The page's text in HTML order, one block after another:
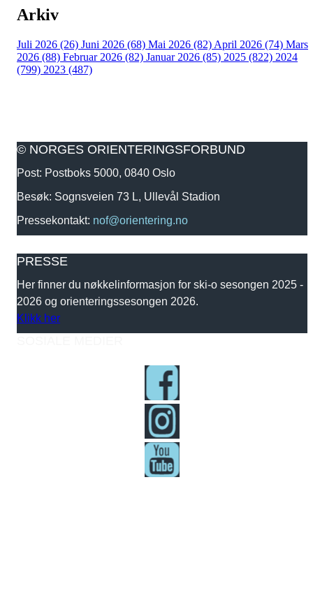
Arkiv
Juli 2026 (26) Juni 2026 (68) Mai 2026 (82) April 2026 (74) Mars
2026 (88) Februar 2026 (82) Januar 2026 (85) 2025 (822) 2024
(799) 2023 (487)
© NORGES ORIENTERINGSFORBUND
Post: Postboks 5000, 0840 Oslo
Besøk: Sognsveien 73 L, Ullevål Stadion
Pressekontakt: nof@orientering.no
PRESSE
Her finner du nøkkelinformasjon for ski-o sesongen 2025 -
2026 og orienteringssesongen 2026.
Klikk her